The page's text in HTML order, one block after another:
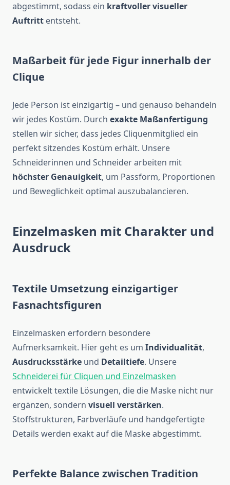
abgestimmt, sodass ein kraftvoller visueller
Auftritt entsteht.
Maßarbeit für jede Figur innerhalb der
Clique
Jede Person ist einzigartig – und genauso behandeln
wir jedes Kostüm. Durch exakte Maßanfertigung
stellen wir sicher, dass jedes Cliquenmitglied ein
perfekt sitzendes Kostüm erhält. Unsere
Schneiderinnen und Schneider arbeiten mit
höchster Genauigkeit, um Passform, Proportionen
und Beweglichkeit optimal auszubalancieren.
Einzelmasken mit Charakter und
Ausdruck
Textile Umsetzung einzigartiger
Fasnachtsfiguren
Einzelmasken erfordern besondere
Aufmerksamkeit. Hier geht es um Individualität,
Ausdrucksstärke und Detailtiefe. Unsere
Schneiderei für Cliquen und Einzelmasken
entwickelt textile Lösungen, die die Maske nicht nur
ergänzen, sondern visuell verstärken.
Stoffstrukturen, Farbverläufe und handgefertigte
Details werden exakt auf die Maske abgestimmt.
Perfekte Balance zwischen Tradition